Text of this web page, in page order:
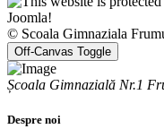
© Scoala Gimnaziala
Off-Canvas Toggle
Școala Gimnazială Nr.1
Despre noi